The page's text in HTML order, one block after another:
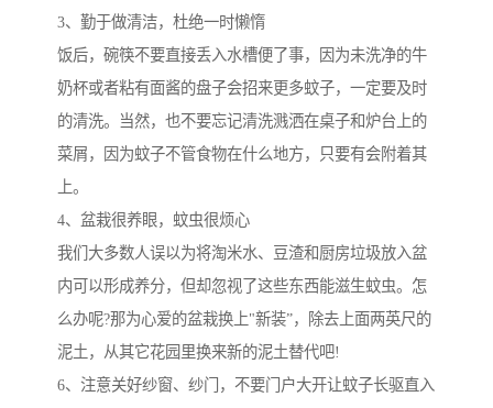
3、勤于做清洁，杜绝一时懒惰
饭后，碗筷不要直接丢入水槽便了事，因为未洗净的牛
奶杯或者粘有面酱的盘子会招来更多蚊子，一定要及时
的清洗。当然，也不要忘记清洗溅洒在桌子和炉台上的
菜屑，因为蚊子不管食物在什么地方，只要有会附着其
上。
4、盆栽很养眼，蚊虫很烦心
我们大多数人误以为将淘米水、豆渣和厨房垃圾放入盆
内可以形成养分，但却忽视了这些东西能滋生蚊虫。怎
么办呢?那为心爱的盆栽换上"新装”，除去上面两英尺的
泥土，从其它花园里换来新的泥土替代吧!
6、注意关好纱窗、纱门，不要门户大开让蚊子长驱直入